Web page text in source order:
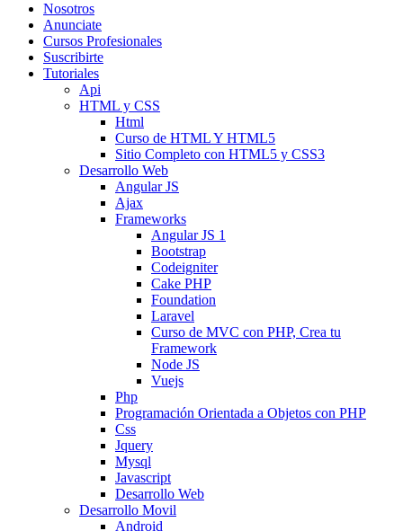
Nosotros
Anunciate
Cursos Profesionales
Suscribirte
Tutoriales
Api
HTML y CSS
Html
Curso de HTML Y HTML5
Sitio Completo con HTML5 y CSS3
Desarrollo Web
Angular JS
Ajax
Frameworks
Angular JS 1
Bootstrap
Codeigniter
Cake PHP
Foundation
Laravel
Curso de MVC con PHP, Crea tu
Framework
Node JS
Vuejs
Php
Programación Orientada a Objetos con PHP
Css
Jquery
Mysql
Javascript
Desarrollo Web
Desarrollo Movil
Android